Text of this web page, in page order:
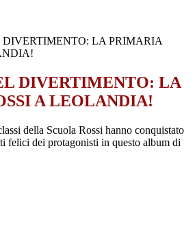
DIVERTIMENTO: LA PRIMARIA
DIVERTIMENTO: LA
A LEOLANDIA!
della Scuola Rossi hanno conquistato
felici dei protagonisti in questo album di